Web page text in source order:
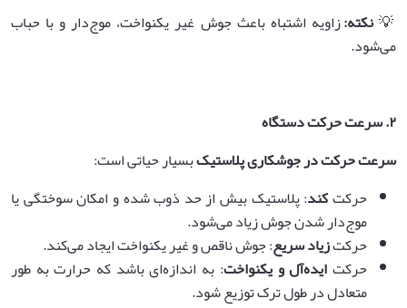
💡نکته:زاویه اشتباه باعث جوش غیر یکنواخت، موج‌دار و با حباب
می‌شود.
۲.سرعت حرکت دستگاه
سرعت حرکت در جوشکاری پلاستیکبسیار حیاتی است:
حرکتکند: پلاستیک بیش از حد ذوب شده و امکان سوختگی یا
موج‌دار شدن جوش زیاد می‌شود.
حرکتزیاد سریع: جوش ناقص و غیر یکنواخت ایجاد می‌کند.
حرکتایده‌آل و یکنواخت: به اندازه‌ای باشد که حرارت به طور
متعادل در طول ترک توزیع شود.